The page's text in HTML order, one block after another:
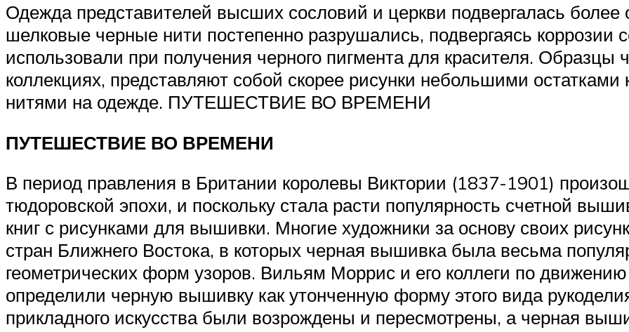
Одежда представителей высших сословий и церкви подвергалась более
шелковые черные нити постепенно разрушались, подвергаясь коррозии
использовали при получения черного пигмента для красителя.
коллекциях, представляют собой скорее рисунки небольшими
нитями на одежде. ПУТЕШЕСТВИЕ ВО ВРЕМЕНИ
ПУТЕШЕСТВИЕ ВО ВРЕМЕНИ
В период правления в Британии королевы Виктории (1837-1901)
тюдоровской эпохи, и поскольку стала расти популярность счетной
книг с рисунками для вышивки. Многие художники за основу своих
стран Ближнего Востока, в которых черная вышивка была весьма
геометрических форм узоров. Вильям Моррис и его коллеги по движению
определили черную вышивку как утонченную форму этого вида
прикладного искусства были возрождены и пересмотрены, а черная